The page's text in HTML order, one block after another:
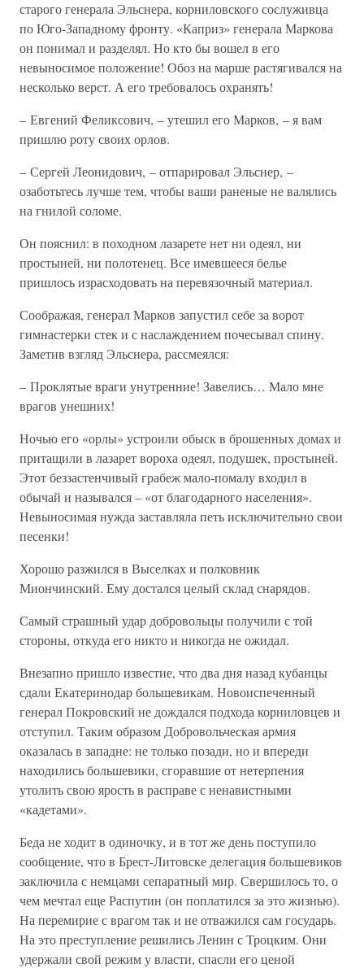
старого генерала Эльснера, корниловского сослуживца
по Юго-Западному фронту. «Каприз» генерала Маркова
он понимал и разделял. Но кто бы вошел в его
невыносимое положение! Обоз на марше растягивался на
несколько верст. А его требовалось охранять!
– Евгений Феликсович, – утешил его Марков, – я вам
пришлю роту своих орлов.
– Сергей Леонидович, – отпарировал Эльснер, –
озаботьтесь лучше тем, чтобы ваши раненые не валялись
на гнилой соломе.
Он пояснил: в походном лазарете нет ни одеял, ни
простыней, ни полотенец. Все имевшееся белье
пришлось израсходовать на перевязочный материал.
Соображая, генерал Марков запустил себе за ворот
гимнастерки стек и с наслаждением почесывал спину.
Заметив взгляд Эльснера, рассмеялся:
– Проклятые враги унутренние! Завелись… Мало мне
врагов унешних!
Ночью его «орлы» устроили обыск в брошенных домах и
притащили в лазарет вороха одеял, подушек, простыней.
Этот беззастенчивый грабеж мало-помалу входил в
обычай и назывался – «от благодарного населения».
Невыносимая нужда заставляла петь исключительно свои
песенки!
Хорошо разжился в Выселках и полковник
Миончинский. Ему достался целый склад снарядов.
Самый страшный удар добровольцы получили с той
стороны, откуда его никто и никогда не ожидал.
Внезапно пришло известие, что два дня назад кубанцы
сдали Екатеринодар большевикам. Новоиспеченный
генерал Покровский не дождался подхода корниловцев и
отступил. Таким образом Добровольческая армия
оказалась в западне: не только позади, но и впереди
находились большевики, сгоравшие от нетерпения
утолить свою ярость в расправе с ненавистными
«кадетами».
Беда не ходит в одиночку, и в тот же день поступило
сообщение, что в Брест-Литовске делегация большевиков
заключила с немцами сепаратный мир. Свершилось то, о
чем мечтал еще Распутин (он поплатился за это жизнью).
На перемирие с врагом так и не отважился сам государь.
На это преступление решились Ленин с Троцким. Они
удержали свой режим у власти, спасли его ценой